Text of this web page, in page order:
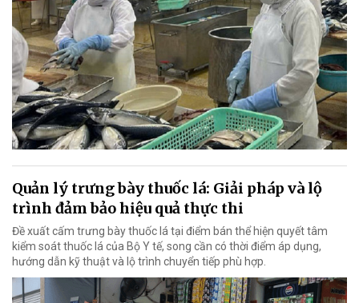
Quản lý trưng bày thuốc lá: Giải pháp và lộ
trình đảm bảo hiệu quả thực thi
Đề xuất cấm trưng bày thuốc lá tại điểm bán thể hiện quyết tâm
kiểm soát thuốc lá của Bộ Y tế, song cần có thời điểm áp dụng,
hướng dẫn kỹ thuật và lộ trình chuyển tiếp phù hợp.